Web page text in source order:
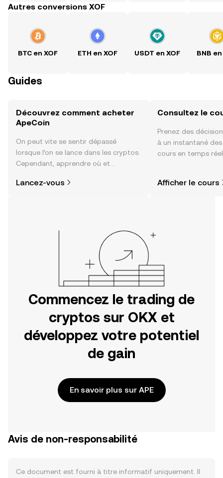
Autres conversions XOF
BTC en XOF ETH en XOF USDT en XOF BNB en
Guides
Découvrez comment acheter
ApeCoin
On peut vite se sentir dépassé
lorsque l’on se lance dans les cryptos.
Cependant, apprendre où et
plus simple que vous ne l’imaginez.
Lancez-vous
Consultez le
Prenez des
à un instantané
cours en temps
Afficher le cours
Commencez le trading de
cryptos sur OKX et
développez votre potentiel
de gain
En savoir plus sur APE
Avis de non-responsabilité
Ce document est fourni à titre informatif uniquement. Il